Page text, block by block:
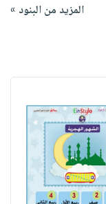
المزيد من البنود »